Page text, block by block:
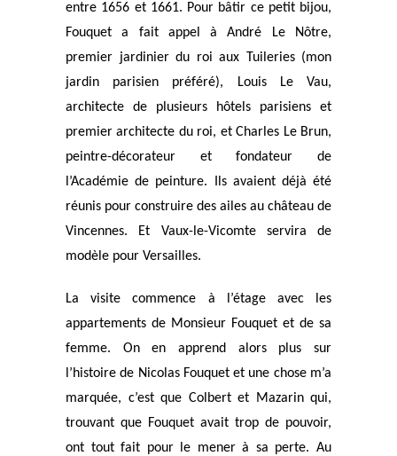
entre 1656 et 1661. Pour bâtir ce petit bijou,
Fouquet a fait appel à André Le Nôtre,
premier jardinier du roi aux Tuileries (mon
jardin parisien préféré), Louis Le Vau,
architecte de plusieurs hôtels parisiens et
premier architecte du roi, et Charles Le Brun,
peintre-décorateur et fondateur de
l’Académie de peinture. Ils avaient déjà été
réunis pour construire des ailes au château de
Vincennes. Et Vaux-le-Vicomte servira de
modèle pour Versailles.
La visite commence à l’étage avec les
appartements de Monsieur Fouquet et de sa
femme. On en apprend alors plus sur
l’histoire de Nicolas Fouquet et une chose m’a
marquée, c’est que Colbert et Mazarin qui,
trouvant que Fouquet avait trop de pouvoir,
ont tout fait pour le mener à sa perte. Au